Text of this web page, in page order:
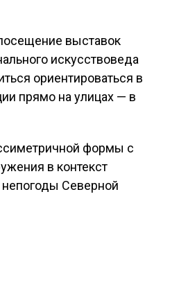
выставок
искусствоведа
ориентироваться в
прямо на улицах — в
формы с
в контекст
непогоды Северной